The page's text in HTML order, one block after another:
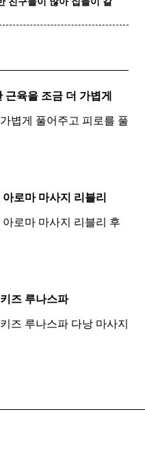
근육을 조금 더 가볍게
볍게 풀어주고 피로를 풀
아로마 마사지 리블리
로마 마사지 리블리 후
즈 루나스파
즈 루나스파 다낭 마사지